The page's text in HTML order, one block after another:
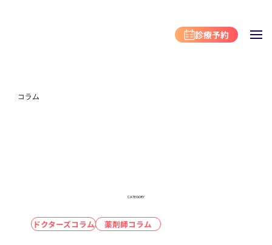
診療予約
コラム
CATEGORY
ドクターズコラム 薬剤師コラム